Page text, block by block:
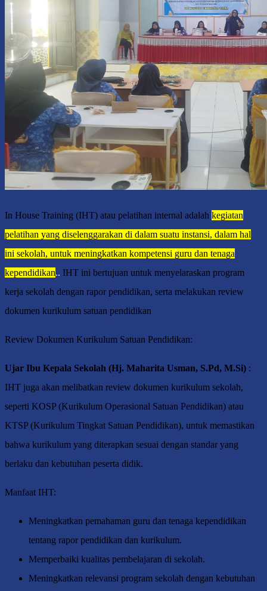
In House Training (IHT) atau pelatihan internal adalah kegiatan
pelatihan yang diselenggarakan di dalam suatu instansi, dalam hal
ini sekolah, untuk meningkatkan kompetensi guru dan tenaga
kependidikan.. IHT ini bertujuan untuk menyelaraskan program
kerja sekolah dengan rapor pendidikan, serta melakukan review
dokumen kurikulum satuan pendidikan
Review Dokumen Kurikulum Satuan Pendidikan:
Ujar Ibu Kepala Sekolah (Hj. Maharita Usman, S.Pd, M.Si) :
IHT juga akan melibatkan review dokumen kurikulum sekolah,
seperti KOSP (Kurikulum Operasional Satuan Pendidikan) atau
KTSP (Kurikulum Tingkat Satuan Pendidikan), untuk memastikan
bahwa kurikulum yang diterapkan sesuai dengan standar yang
berlaku dan kebutuhan peserta didik.
Manfaat IHT:
Meningkatkan pemahaman guru dan tenaga kependidikan
tentang rapor pendidikan dan kurikulum.
Memperbaiki kualitas pembelajaran di sekolah.
Meningkatkan relevansi program sekolah dengan kebutuhan